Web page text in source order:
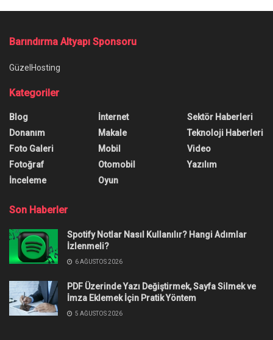
Barındırma Altyapı Sponsoru
GüzelHosting
Kategoriler
Blog
Donanım
Foto Galeri
Fotoğraf
İnceleme
İnternet
Makale
Mobil
Otomobil
Oyun
Sektör Haberleri
Teknoloji Haberleri
Video
Yazılım
Son Haberler
Spotify Notlar Nasıl Kullanılır? Hangi Adımlar
İzlenmeli?
6 AĞUSTOS 2026
PDF Üzerinde Yazı Değiştirmek, Sayfa Silmek ve
İmza Eklemek İçin Pratik Yöntem
5 AĞUSTOS 2026